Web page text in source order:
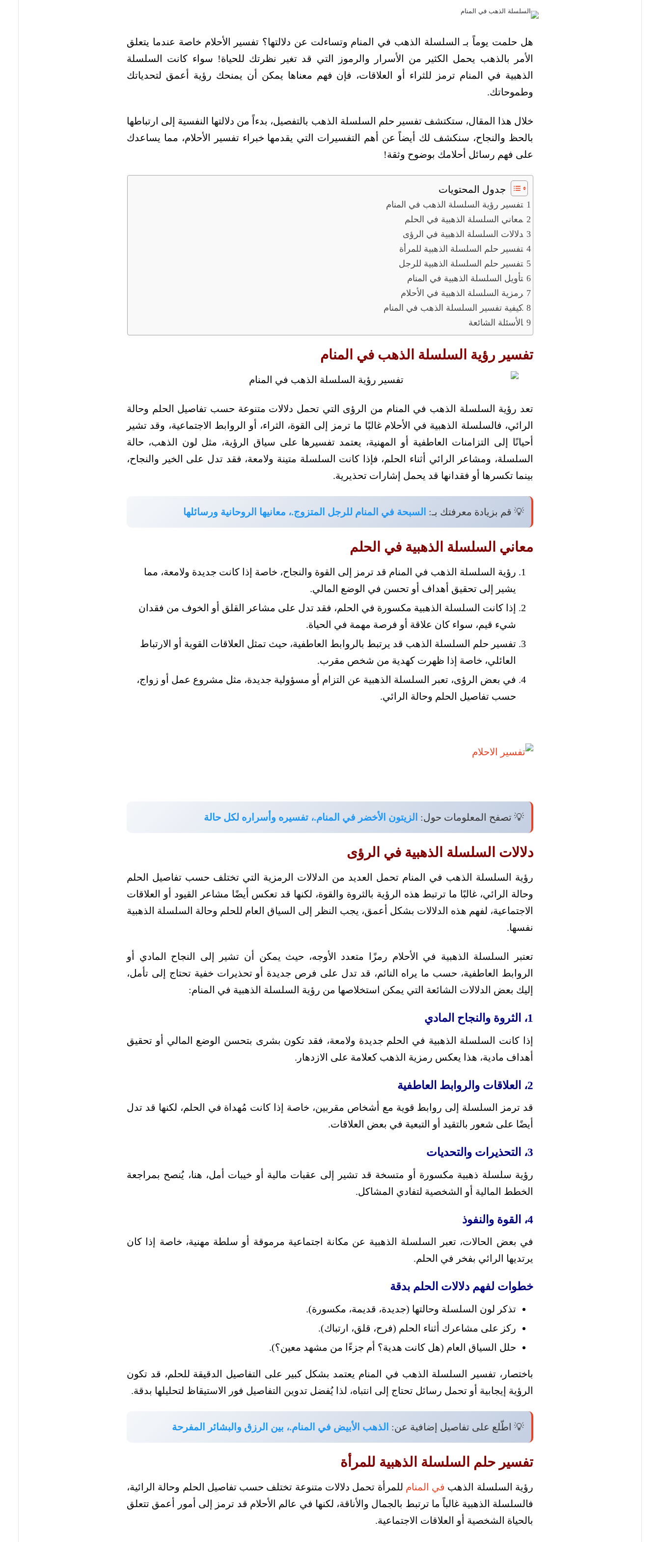
هل حلمت يوماً بـ السلسلة الذهب في المنام وتساءلت عن دلالتها؟ تفسير الأحلام خاصة عندما يتعلق
الأمر بالذهب يحمل الكثير من الأسرار والرموز التي قد تغير نظرتك للحياة! سواء كانت السلسلة
الذهبية في المنام ترمز للثراء أو العلاقات، فإن فهم معناها يمكن أن يمنحك رؤية أعمق لتحدياتك
وطموحاتك.
خلال هذا المقال، ستكتشف تفسير حلم السلسلة الذهب بالتفصيل، بدءاً من دلالتها النفسية إلى ارتباطها
بالحظ والنجاح، سنكشف لك أيضاً عن أهم التفسيرات التي يقدمها خبراء تفسير الأحلام، مما يساعدك
على فهم رسائل أحلامك بوضوح وثقة!
جدول المحتويات
تفسير رؤية السلسلة الذهب في المنام
معاني السلسلة الذهبية في الحلم
دلالات السلسلة الذهبية في الرؤى
تفسير حلم السلسلة الذهبية للمرأة
تفسير حلم السلسلة الذهبية للرجل
تأويل السلسلة الذهبية في المنام
رمزية السلسلة الذهبية في الأحلام
كيفية تفسير السلسلة الذهب في المنام
الأسئلة الشائعة
تفسير رؤية السلسلة الذهب في المنام
تعد رؤية السلسلة الذهب في المنام من الرؤى التي تحمل دلالات متنوعة حسب تفاصيل الحلم وحالة
الرائي، فالسلسلة الذهبية في الأحلام غالبًا ما ترمز إلى القوة، الثراء، أو الروابط الاجتماعية، وقد تشير
أحيانًا إلى التزامنات العاطفية أو المهنية، يعتمد تفسيرها على سياق الرؤية، مثل لون الذهب، حالة
السلسلة، ومشاعر الرائي أثناء الحلم، فإذا كانت السلسلة متينة ولامعة، فقد تدل على الخير والنجاح،
بينما تكسرها أو فقدانها قد يحمل إشارات تحذيرية.
💡 قم بزيادة معرفتك بـ: السبحة في المنام للرجل المتزوج.، معانيها الروحانية ورسائلها
معاني السلسلة الذهبية في الحلم
رؤية السلسلة الذهب في المنام قد ترمز إلى القوة والنجاح، خاصة إذا كانت جديدة ولامعة، مما
يشير إلى تحقيق أهداف أو تحسن في الوضع المالي.
إذا كانت السلسلة الذهبية مكسورة في الحلم، فقد تدل على مشاعر القلق أو الخوف من فقدان
شيء قيم، سواء كان علاقة أو فرصة مهمة في الحياة.
تفسير حلم السلسلة الذهب قد يرتبط بالروابط العاطفية، حيث تمثل العلاقات القوية أو الارتباط
العائلي، خاصة إذا ظهرت كهدية من شخص مقرب.
في بعض الرؤى، تعبر السلسلة الذهبية عن التزام أو مسؤولية جديدة، مثل مشروع عمل أو زواج،
حسب تفاصيل الحلم وحالة الرائي.
💡 تصفح المعلومات حول: الزيتون الأخضر في المنام.، تفسيره وأسراره لكل حالة
دلالات السلسلة الذهبية في الرؤى
رؤية السلسلة الذهب في المنام تحمل العديد من الدلالات الرمزية التي تختلف حسب تفاصيل الحلم
وحالة الرائي، غالبًا ما ترتبط هذه الرؤية بالثروة والقوة، لكنها قد تعكس أيضًا مشاعر القيود أو العلاقات
الاجتماعية، لفهم هذه الدلالات بشكل أعمق، يجب النظر إلى السياق العام للحلم وحالة السلسلة الذهبية
نفسها.
تعتبر السلسلة الذهبية في الأحلام رمزًا متعدد الأوجه، حيث يمكن أن تشير إلى النجاح المادي أو
الروابط العاطفية، حسب ما يراه النائم، قد تدل على فرص جديدة أو تحذيرات خفية تحتاج إلى تأمل،
إليك بعض الدلالات الشائعة التي يمكن استخلاصها من رؤية السلسلة الذهبية في المنام:
1، الثروة والنجاح المادي
إذا كانت السلسلة الذهبية في الحلم جديدة ولامعة، فقد تكون بشرى بتحسن الوضع المالي أو تحقيق
أهداف مادية، هذا يعكس رمزية الذهب كعلامة على الازدهار.
2، العلاقات والروابط العاطفية
قد ترمز السلسلة إلى روابط قوية مع أشخاص مقربين، خاصة إذا كانت مُهداة في الحلم، لكنها قد تدل
أيضًا على شعور بالتقيد أو التبعية في بعض العلاقات.
3، التحذيرات والتحديات
رؤية سلسلة ذهبية مكسورة أو متسخة قد تشير إلى عقبات مالية أو خيبات أمل، هنا، يُنصح بمراجعة
الخطط المالية أو الشخصية لتفادي المشاكل.
4، القوة والنفوذ
في بعض الحالات، تعبر السلسلة الذهبية عن مكانة اجتماعية مرموقة أو سلطة مهنية، خاصة إذا كان
يرتديها الرائي بفخر في الحلم.
خطوات لفهم دلالات الحلم بدقة
تذكر لون السلسلة وحالتها (جديدة، قديمة، مكسورة).
ركز على مشاعرك أثناء الحلم (فرح، قلق، ارتباك).
حلل السياق العام (هل كانت هدية؟ أم جزءًا من مشهد معين؟).
باختصار، تفسير السلسلة الذهب في المنام يعتمد بشكل كبير على التفاصيل الدقيقة للحلم، قد تكون
الرؤية إيجابية أو تحمل رسائل تحتاج إلى انتباه، لذا يُفضل تدوين التفاصيل فور الاستيقاظ لتحليلها بدقة.
💡 اطّلع على تفاصيل إضافية عن: الذهب الأبيض في المنام.، بين الرزق والبشائر المفرحة
تفسير حلم السلسلة الذهبية للمرأة
رؤية السلسلة الذهب في المنام للمرأة تحمل دلالات متنوعة تختلف حسب تفاصيل الحلم وحالة الرائية،
فالسلسلة الذهبية غالباً ما ترتبط بالجمال والأناقة، لكنها في عالم الأحلام قد ترمز إلى أمور أعمق تتعلق
بالحياة الشخصية أو العلاقات الاجتماعية.